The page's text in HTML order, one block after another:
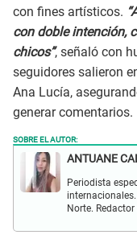
con fines artísticos.
con doble intención,
chicos”, señaló con
seguidores salieron
Ana Lucía,
generar comentarios.
SOBRE EL AUTOR:
ANTUANE
Periodista
Norte.
y televisión.